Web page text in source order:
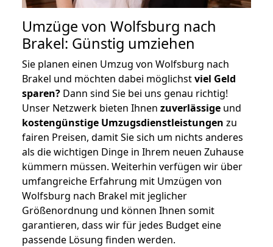
Umzüge von Wolfsburg nach
Brakel: Günstig umziehen
Sie planen einen Umzug von Wolfsburg nach
Brakel und möchten dabei möglichstviel Geld
sparen? Dann sind Sie bei uns genau richtig!
Unser Netzwerk bieten Ihnen zuverlässige und
kostengünstige Umzugsdienstleistungen zu
fairen Preisen, damit Sie sich um nichts anderes
als die wichtigen Dinge in Ihrem neuen Zuhause
kümmern müssen. Weiterhin verfügen wir über
umfangreiche Erfahrung mit Umzügen von
Wolfsburg nach Brakel mit jeglicher
Größenordnung und können Ihnen somit
garantieren, dass wir für jedes Budget eine
passende Lösung finden werden.